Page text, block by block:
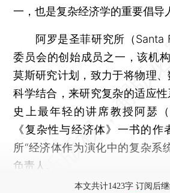
一，也是复杂经济学的重要倡导
阿罗是圣菲研究所（Santa
委员会的创始成员之一，该机
莫斯研究计划，致力于将物理
科学结合，来研究复杂的适应
史上最年轻的讲席教授阿瑟
《复杂性与经济体》一书的作
所“经济体作为演化中的复杂系
负责人。
本文共计1423字 订阅后